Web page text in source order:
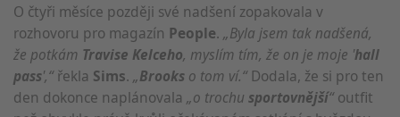
O čtyři měsíce později své nadšení zopakovala v
rozhovoru pro magazín People. „Byla jsem tak nadšená,
že potkám Travise Kelceho, myslím tím, že on je moje 'hall
pass',“řekla Sims. „Brooks o tom ví.“Dodala, že si pro ten
den dokonce naplánovala „o trochu sportovnější“outfit